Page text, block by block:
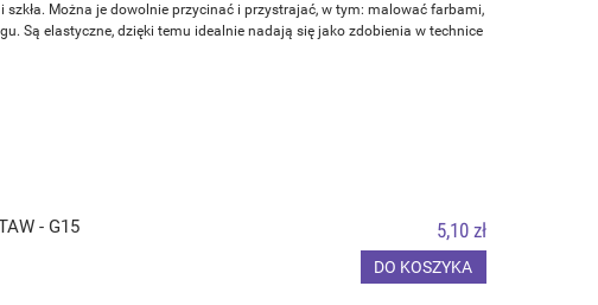
Można je dowolnie przycinać i przystrajać, w tym: malować farbami,
Są elastyczne, dzięki temu idealnie nadają się jako zdobienia w technice
- G15 5,10 zł
DO KOSZYKA